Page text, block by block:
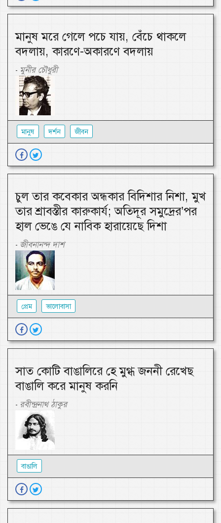
মানুষ মরে গেলে পচে যায়, বেঁচে থাকলে
বদলায়, কারণে-অকারণে বদলায়
- মুনীর চৌধুরী
মানুষ দর্শন জীবন
চুল তার কবেকার অন্ধকার বিদিশার নিশা, মুখ
তার শ্রাবস্তীর কারুকার্য; অতিদূর সমুদ্রের’পর
হাল ভেঙে যে নাবিক হারায়েছে দিশা
- জীবনানন্দ দাশ
প্রেম ভালোবাসা
সাত কোটি বাঙালিরে হে মুগ্ধ জননী রেখেছ
বাঙালি করে মানুষ করনি
- রবীন্দ্রনাথ ঠাকুর
বাঙালি